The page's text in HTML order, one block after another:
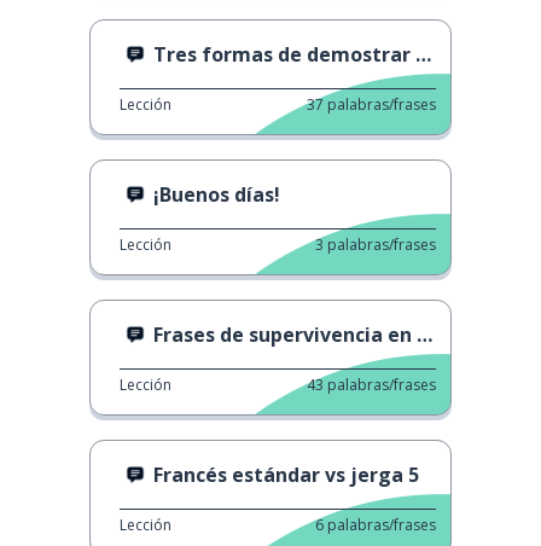
Tres formas de demostrar que estás sorprendido.
Lección 37 palabras/frases
¡Buenos días!
Lección 3 palabras/frases
Frases de supervivencia en francés
Lección 43 palabras/frases
Francés estándar vs jerga 5
Lección 6 palabras/frases